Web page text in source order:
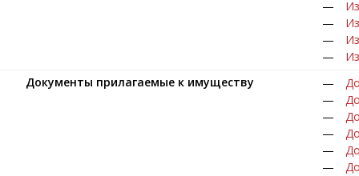
Документы прилагаемые к имуществу